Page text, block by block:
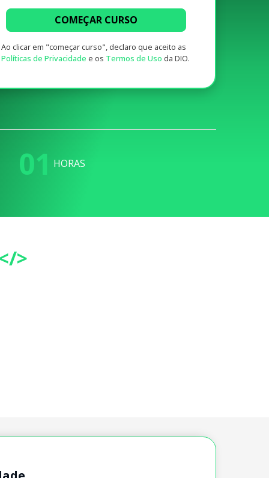
COMEÇAR CURSO
Ao clicar em "começar curso", declaro que aceito as
Políticas de Privacidade e os Termos de Uso da DIO.
01 HORAS
>